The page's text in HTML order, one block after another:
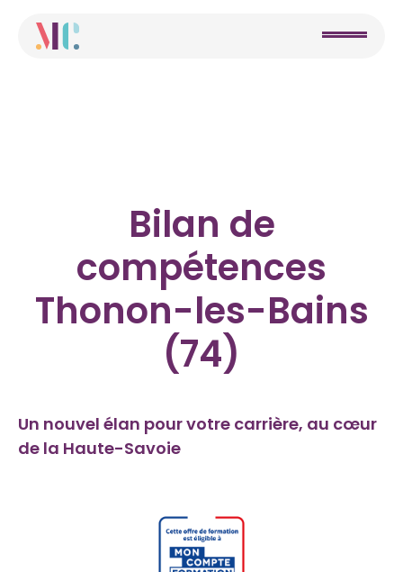
Bilan de
compétences
Thonon-les-Bains
(74)
Un nouvel élan pour votre carrière, au cœur
de la Haute-Savoie